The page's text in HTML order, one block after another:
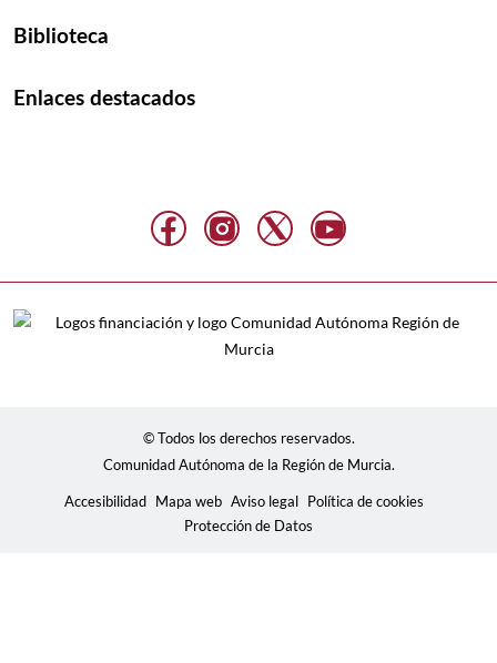
Biblioteca
Enlaces destacados
© Todos los derechos reservados.
Comunidad Autónoma de la Región de Murcia.
Accesibilidad Mapa web Aviso legal Política de cookies
Protección de Datos